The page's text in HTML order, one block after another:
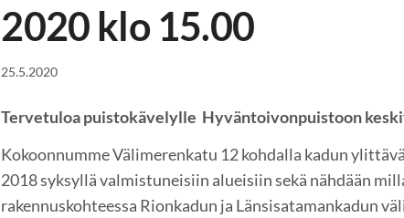
2020 klo 15.00
25.5.2020
Tervetuloa puistokävelylle Hyväntoivonpuistoon
Kokoonnumme Välimerenkatu 12 kohdalla kadun
2018 syksyllä valmistuneisiin alueisiin sekä nähdään
rakennuskohteessa Rionkadun ja Länsisatamankadun